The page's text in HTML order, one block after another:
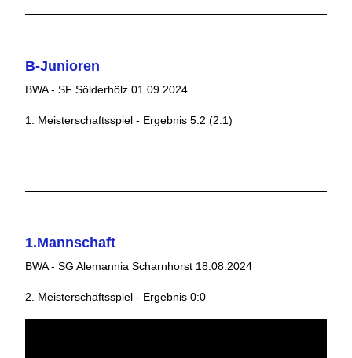
B-Junioren
BWA - SF Sölderhölz 01.09.2024
1. Meisterschaftsspiel - Ergebnis 5:2 (2:1)
1.Mannschaft
BWA - SG Alemannia Scharnhorst 18.08.2024
2. Meisterschaftsspiel - Ergebnis 0:0